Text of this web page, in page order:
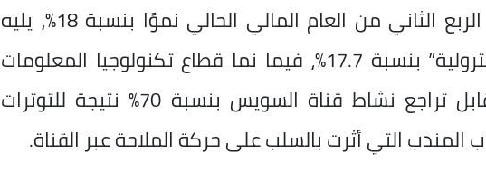
وحقق قطاع السياحة خلال الربع الثاني من العام المالي الحالي نموًا بنسبة 18%، يليه
الصناعات التحويلية “غير البترولية” بنسبة 17.7%، فيما نما قطاع تكنولوجيا المعلومات
والاتصالات بنحو 10.4%، مقابل تراجع نشاط قناة السويس بنسبة 70% نتيجة للتوترات
التي أثرت بالسلب على حركة الملاحة عبر القناة.